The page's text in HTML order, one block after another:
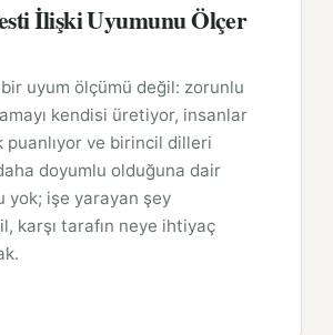
İlişki Uyumunu Ölçer
uyum ölçümü değil: zorunlu
kendisi üretiyor, insanlar
puanlıyor ve birincil dilleri
doyumlu olduğuna dair
yok; işe yarayan şey
karşı tarafın neye ihtiyaç